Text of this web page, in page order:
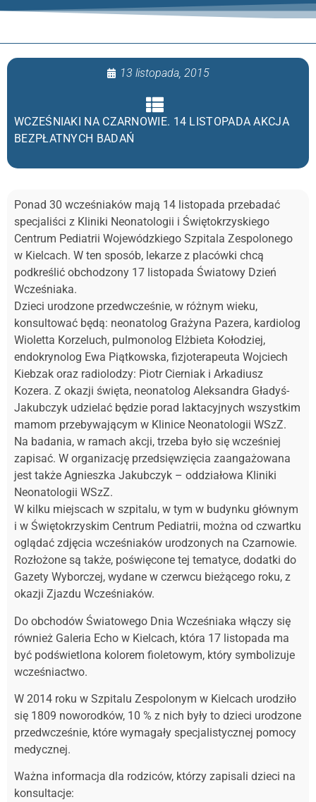
13 listopada, 2015
WCZEŚNIAKI NA CZARNOWIE. 14 LISTOPADA AKCJA
BEZPŁATNYCH BADAŃ
Ponad 30 wcześniaków mają 14 listopada przebadać
specjaliści z Kliniki Neonatologii i Świętokrzyskiego
Centrum Pediatrii Wojewódzkiego Szpitala Zespolonego
w Kielcach. W ten sposób, lekarze z placówki chcą
podkreślić obchodzony 17 listopada Światowy Dzień
Wcześniaka.
Dzieci urodzone przedwcześnie, w różnym wieku,
konsultować będą: neonatolog Grażyna Pazera, kardiolog
Wioletta Korzeluch, pulmonolog Elżbieta Kołodziej,
endokrynolog Ewa Piątkowska, fizjoterapeuta Wojciech
Kiebzak oraz radiolodzy: Piotr Cierniak i Arkadiusz
Kozera. Z okazji święta, neonatolog Aleksandra Gładyś-
Jakubczyk udzielać będzie porad laktacyjnych wszystkim
mamom przebywającym w Klinice Neonatologii WSzZ.
Na badania, w ramach akcji, trzeba było się wcześniej
zapisać. W organizację przedsięwzięcia zaangażowana
jest także Agnieszka Jakubczyk – oddziałowa Kliniki
Neonatologii WSzZ.
W kilku miejscach w szpitalu, w tym w budynku głównym
i w Świętokrzyskim Centrum Pediatrii, można od czwartku
oglądać zdjęcia wcześniaków urodzonych na Czarnowie.
Rozłożone są także, poświęcone tej tematyce, dodatki do
Gazety Wyborczej, wydane w czerwcu bieżącego roku, z
okazji Zjazdu Wcześniaków.
Do obchodów Światowego Dnia Wcześniaka włączy się
również Galeria Echo w Kielcach, która 17 listopada ma
być podświetlona kolorem fioletowym, który symbolizuje
wcześniactwo.
W 2014 roku w Szpitalu Zespolonym w Kielcach urodziło
się 1809 noworodków, 10 % z nich były to dzieci urodzone
przedwcześnie, które wymagały specjalistycznej pomocy
medycznej.
Ważna informacja dla rodziców, którzy zapisali dzieci na
konsultacje: